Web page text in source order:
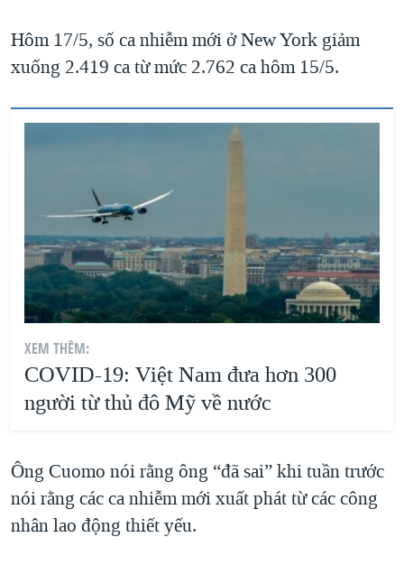
Hôm 17/5, số ca nhiễm mới ở New York giảm
xuống 2.419 ca từ mức 2.762 ca hôm 15/5.
XEM THÊM:
COVID-19: Việt Nam đưa hơn 300
người từ thủ đô Mỹ về nước
Ông Cuomo nói rằng ông “đã sai” khi tuần trước
nói rằng các ca nhiễm mới xuất phát từ các công
nhân lao động thiết yếu.